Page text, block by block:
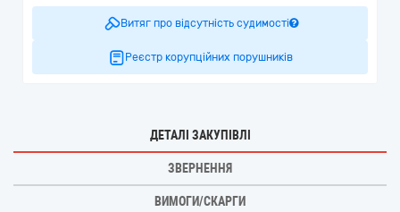
Витяг про відсутність судимості
Реєстр корупційних порушників
ДЕТАЛІ ЗАКУПІВЛІ
ЗВЕРНЕННЯ
ВИМОГИ/СКАРГИ